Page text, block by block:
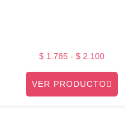
$1.785 - $2.100
VER PRODUCTO